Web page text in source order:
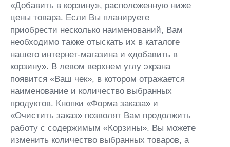
«Добавить в корзину», расположенную ниже
цены товара. Если Вы планируете
приобрести несколько наименований, Вам
необходимо также отыскать их в каталоге
нашего интернет-магазина и «добавить в
корзину». В левом верхнем углу экрана
появится «Ваш чек», в котором отражается
наименование и количество выбранных
продуктов. Кнопки «Форма заказа» и
«Очистить заказ» позволят Вам продолжить
работу с содержимым «Корзины». Вы можете
изменить количество выбранных товаров, а